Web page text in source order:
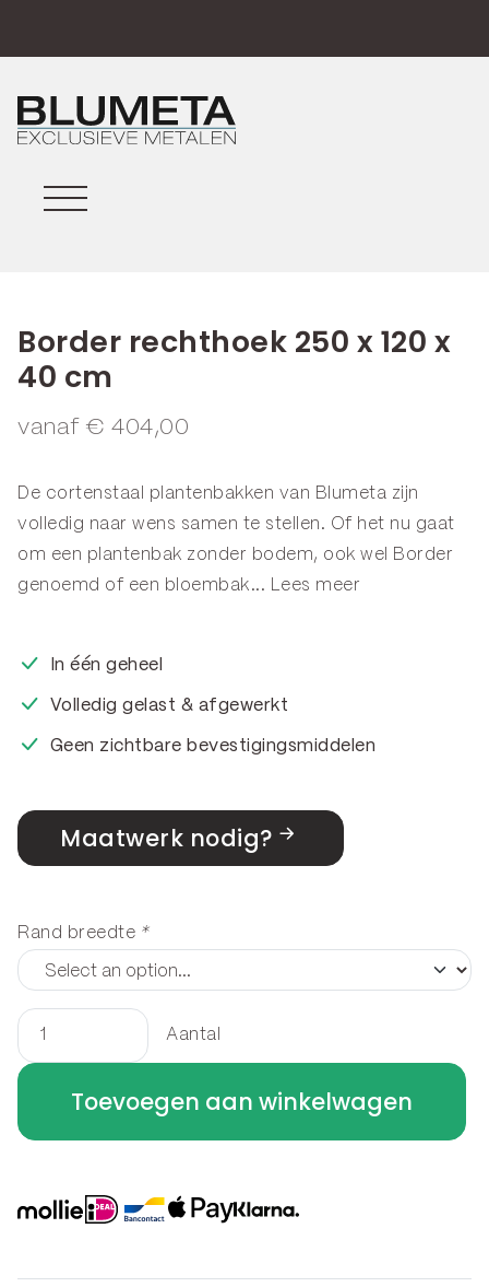
Border rechthoek 250 x 120 x
40 cm
vanaf € 404,00
De cortenstaal plantenbakken van Blumeta zijn
volledig naar wens samen te stellen. Of het nu gaat
om een plantenbak zonder bodem, ook wel
Border
genoemd of een bloembak ... Lees meer
In één geheel
Volledig gelast & afgewerkt
Geen zichtbare bevestigingsmiddelen
Maatwerk nodig?
Rand breedte *
Border
rechthoek
x
x
Aantal
Toevoegen aan winkelwagen